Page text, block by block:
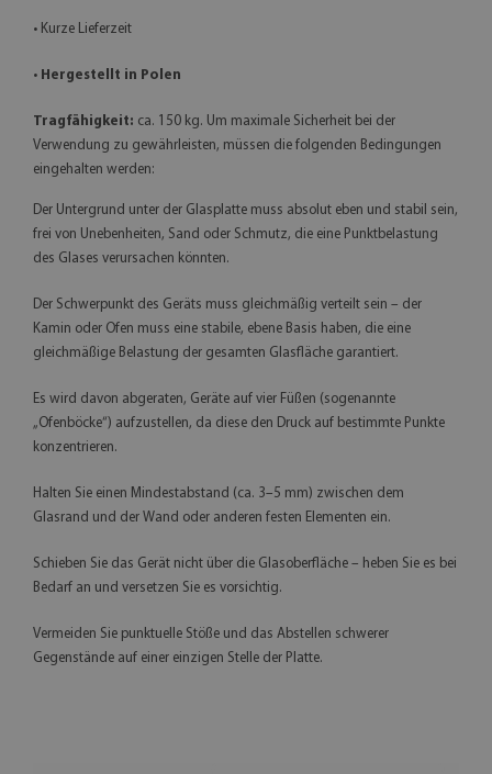
• Kurze Lieferzeit
• Hergestellt in Polen
Tragfähigkeit: ca. 150 kg. Um maximale Sicherheit bei der
Verwendung zu gewährleisten, müssen die folgenden Bedingungen
eingehalten werden:
Der Untergrund unter der Glasplatte muss absolut eben und stabil sein,
frei von Unebenheiten, Sand oder Schmutz, die eine Punktbelastung
des Glases verursachen könnten.
Der Schwerpunkt des Geräts muss gleichmäßig verteilt sein – der
Kamin oder Ofen muss eine stabile, ebene Basis haben, die eine
gleichmäßige Belastung der gesamten Glasfläche garantiert.
Es wird davon abgeraten, Geräte auf vier Füßen (sogenannte
„Ofenböcke“) aufzustellen, da diese den Druck auf bestimmte Punkte
konzentrieren.
Halten Sie einen Mindestabstand (ca. 3–5 mm) zwischen dem
Glasrand und der Wand oder anderen festen Elementen ein.
Schieben Sie das Gerät nicht über die Glasoberfläche – heben Sie es bei
Bedarf an und versetzen Sie es vorsichtig.
Vermeiden Sie punktuelle Stöße und das Abstellen schwerer
Gegenstände auf einer einzigen Stelle der Platte.